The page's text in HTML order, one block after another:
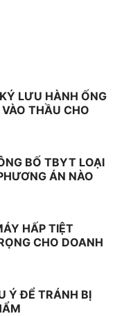
LƯU HÀNH ỐNG
THẦU CHO
BỐ TBYT LOẠI
ÁN NÀO
HẤP TIỆT
CHO DOANH
Ý ĐỂ TRÁNH BỊ